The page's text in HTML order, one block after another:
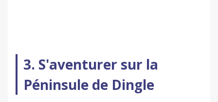
3. S'aventurer sur la
Péninsule de Dingle